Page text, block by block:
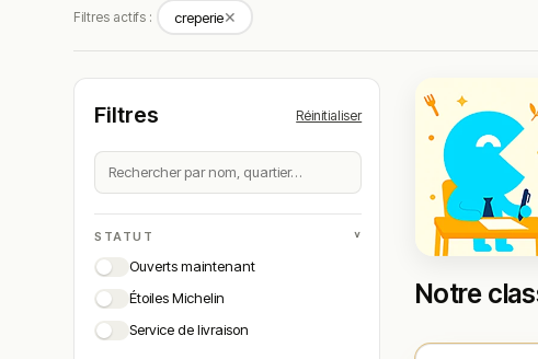
Filtres actifs : creperie✕
Filtres Réinitialiser
STATUT ˅
Ouverts maintenant
Étoiles Michelin
Service de livraison
Notre